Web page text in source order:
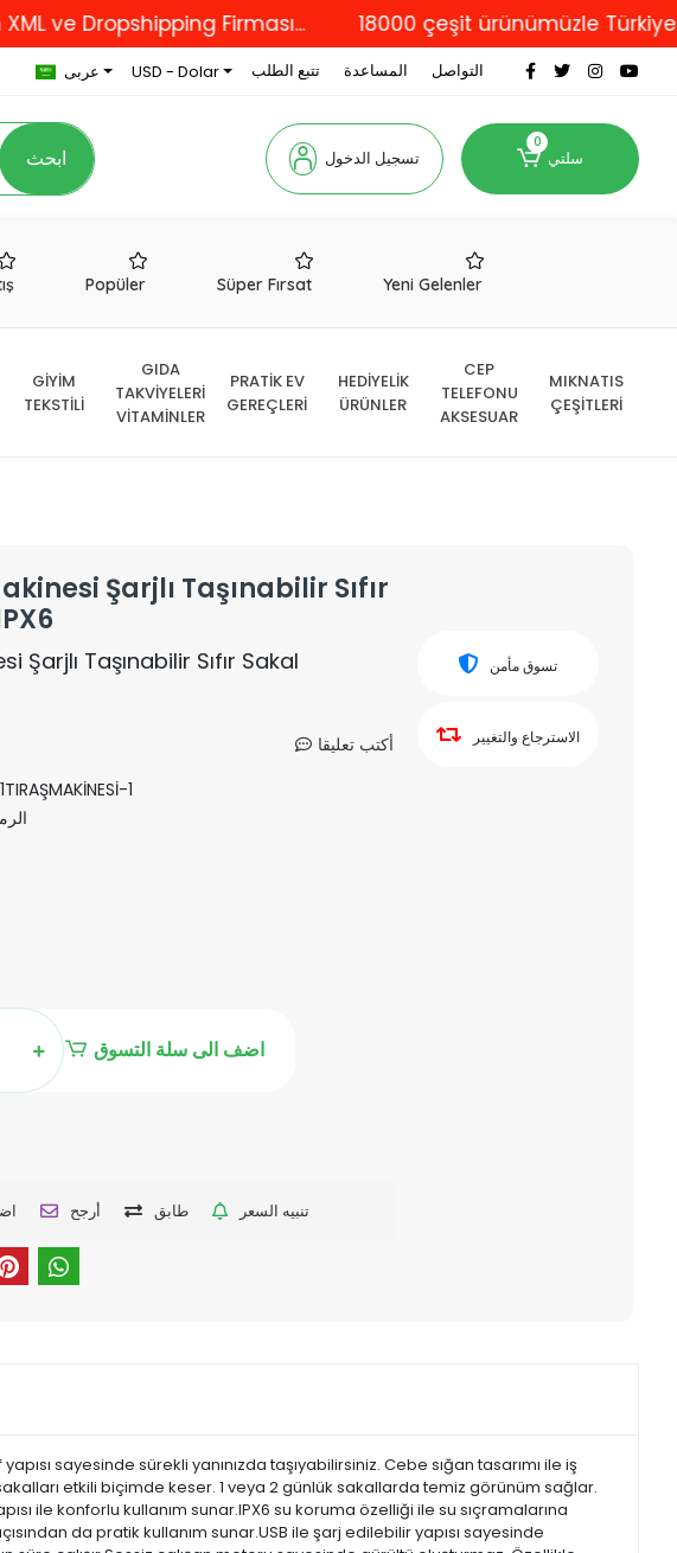
Firması... 18000 çeşit ürünümüzle Türkiye'nin
عربى USD - Dolar تتبع الطلب المساعدة التواصل
ابحث تسجيل الدخول
0
سلتي
Popüler Süper Fırsat Yeni Gelenler
GİYİM
TEKSTİLİ
GIDA
TAKVİYELERİ
VİTAMİNLER
PRATİK EV
GEREÇLERİ
HEDİYELİK
ÜRÜNLER
CEP
TELEFONU
AKSESUAR
MIKNATIS
ÇEŞİTLERİ
Şarjlı Taşınabilir Sıfır
Şarjlı Taşınabilir Sıfır Sakal
أكتب تعليقا
1
اضف الى سلة التسوق
أرجح طابق تنبيه السعر
تسوق مأمن
الاسترجاع والتغيير
sayesinde sürekli yanınızda taşıyabilirsiniz. Cebe sığan tasarımı ile iş
etkili biçimde keser. 1 veya 2 günlük sakallarda temiz görünüm sağlar.
ile konforlu kullanım sunar.IPX6 su koruma özelliği ile su sıçramalarına
da pratik kullanım sunar.USB ile şarj edilebilir yapısı sayesinde